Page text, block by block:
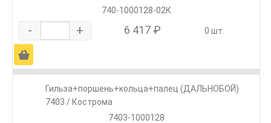
740-1000128-02К
- + 6 417 ₽ 0 шт.
Ä
Гильза+поршень+кольца+палец (ДАЛЬНОБОЙ)
7403 / Кострома
7403-1000128